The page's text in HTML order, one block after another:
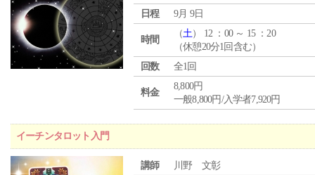
日程
9月 9日
時間
（土） 12 ：00 ～ 15 ：20
（休憩20分1回含む）
回数
全1回
料金
8,800円
一般8,800円/入学者7,920円
イーチンタロット入門
講師 川野 文彰